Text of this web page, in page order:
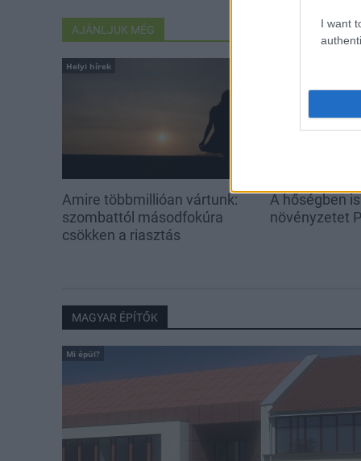
I want
AJÁNLJUK MÉG
Helyi hírek
Amire többmillióan vártunk:
szombattól másodfokúra
csökken a riasztás
A hőségben
növényzetet
MAGYAR ÉPÍTŐK
Mi épül?